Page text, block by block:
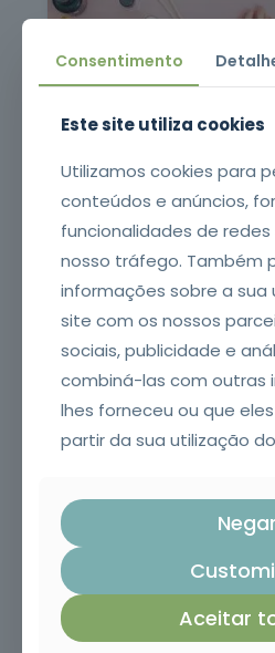
Técnicas de
★ OFERTA PACK
Consentimento
Este site utiliza cookies
Utilizamos cookies para
conteúdos e anúncios,
funcionalidades de redes
nosso tráfego. Também
informações sobre a sua
site com os nossos
sociais, publicidade e
combiná-las com outras
lhes forneceu ou que
partir da sua utilização
Negar
Aceitar